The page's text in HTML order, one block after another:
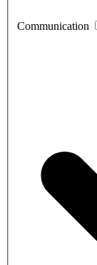
Communication